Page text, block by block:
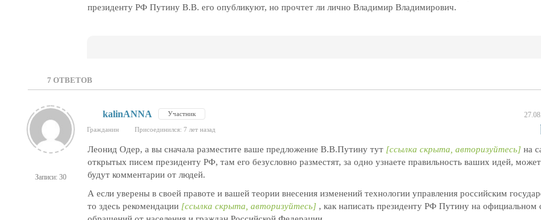
президенту РФ Путину В.В. его опубликуют, но прочтет ли лично Владимир Владимирович.
7 ОТВЕТОВ
Записи: 30
kalinANNA Участник
Гражданин Присоединился: 7 лет назад
Леонид Одер, а вы сначала разместите ваше предложение В.В.Путину тут [ссылка скрыта, авторизуйтесь] на
открытых писем президенту РФ, там его безусловно разместят, за одно узнаете правильность ваших идей,
будут комментарии от людей.
А если уверены в своей правоте и вашей теории внесения изменений технологии управления российским
то здесь рекомендации [ссылка скрыта, авторизуйтесь] , как написать президенту РФ Путину на официальном